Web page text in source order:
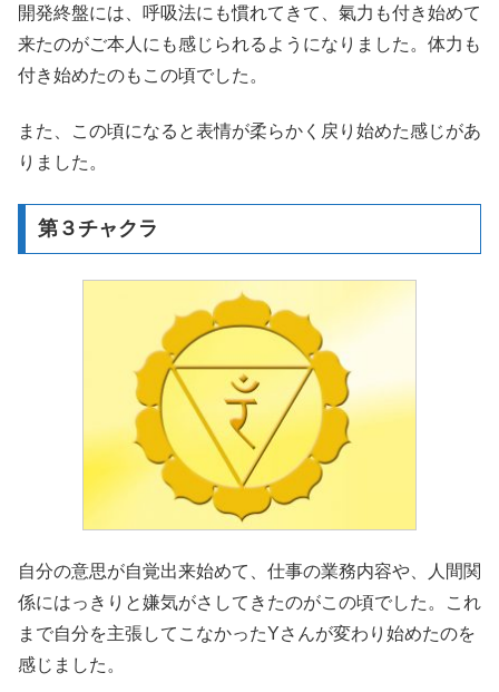
開発終盤には、呼吸法にも慣れてきて、氣力も付き始めて
来たのがご本人にも感じられるようになりました。体力も
付き始めたのもこの頃でした。
また、この頃になると表情が柔らかく戻り始めた感じがあ
りました。
第３チャクラ
自分の意思が自覚出来始めて、仕事の業務内容や、人間関
係にはっきりと嫌気がさしてきたのがこの頃でした。これ
まで自分を主張してこなかったYさんが変わり始めたのを
感じました。